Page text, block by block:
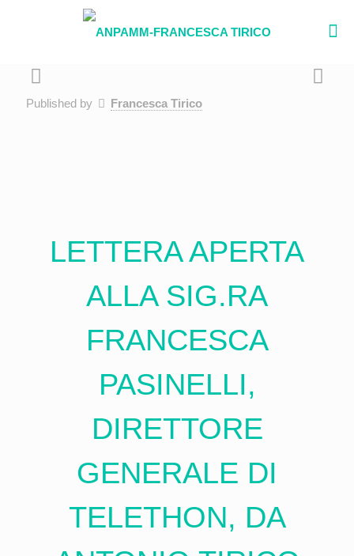
Published by Francesca Tirico
LETTERA APERTA
ALLA SIG.RA
FRANCESCA
PASINELLI,
DIRETTORE
GENERALE DI
TELETHON, DA